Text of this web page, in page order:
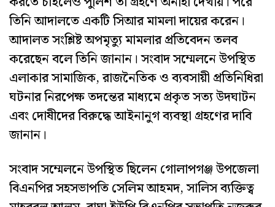
তিনি আদালতে একটি সিআর মামলা দায়ের করেন।
আদালত সংশ্লিষ্ট অপমৃত্যু মামলার প্রতিবেদন তলব
করেছেন বলে তিনি জানান। সংবাদ সম্মেলনে উপস্থিত
এলাকার সামাজিক, রাজনৈতিক ও ব্যবসায়ী প্রতিনিধিরা
ঘটনার নিরপেক্ষ তদন্তের মাধ্যমে প্রকৃত সত্য উদঘাটন
এবং দোষীদের বিরুদ্ধে আইনানুগ ব্যবস্থা গ্রহণের দাবি
জানান।
সংবাদ সম্মেলনে উপস্থিত ছিলেন গোলাপগঞ্জ উপজেলা
বিএনপির সহসভাপতি সেলিম আহমদ, সালিস ব্যক্তিত্ব